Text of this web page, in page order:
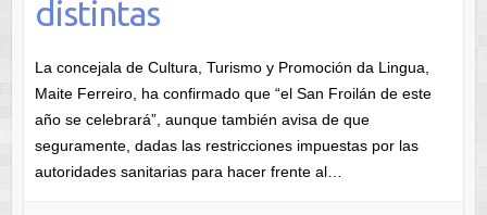
distintas
La concejala de Cultura, Turismo y Promoción da Lingua,
Maite Ferreiro, ha confirmado que “el San Froilán de este
año se celebrará”, aunque también avisa de que
seguramente, dadas las restricciones impuestas por las
autoridades sanitarias para hacer frente al…